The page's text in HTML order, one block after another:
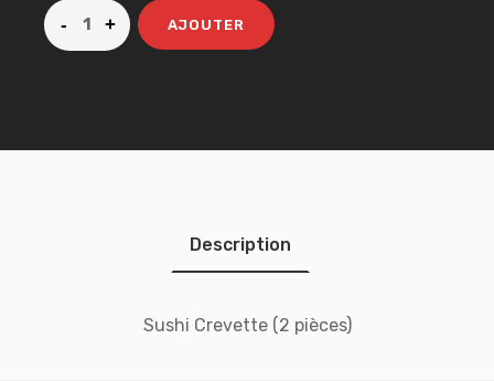
AJOUTER
Description
Sushi Crevette (2 pièces)